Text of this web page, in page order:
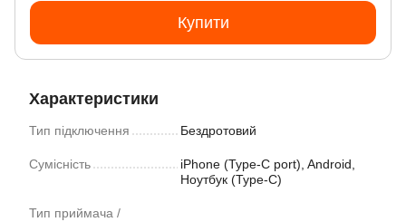
Купити
Характеристики
Тип підключення Бездротовий
Сумісність
iPhone (Type-C port), Android,
Ноутбук (Type-C)
Тип приймача /